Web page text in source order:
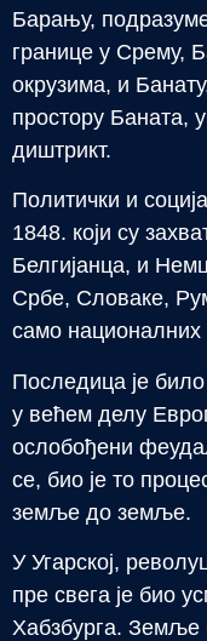
Барању,
границе у Срему,
окрузима, и
простору Баната,
диштрикт.
Политички и
1848. који су
Белгијанца, и
Србе, Словаке,
само
Последица је
у већем делу
ослобођени
се, био је то
земље до земље.
У Угарској,
пре свега је био
Хабзбурга. Земље